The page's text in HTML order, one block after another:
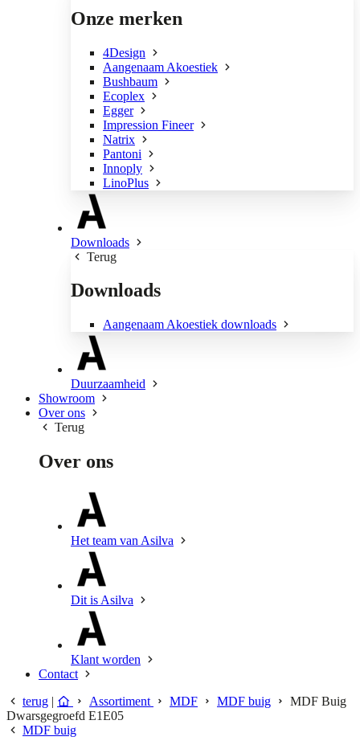
Onze merken
4Design
Aangenaam Akoestiek
Bushbaum
Ecoplex
Egger
Impression Fineer
Natrix
Pantoni
Innoply
LinoPlus
Downloads
Terug
Downloads
Aangenaam Akoestiek downloads
Duurzaamheid
Showroom
Over ons
Terug
Over ons
Het team van Asilva
Dit is Asilva
Klant worden
Contact
terug | Assortiment MDF MDF buig
MDF Buig
Dwarsgegroefd E1E05
MDF buig